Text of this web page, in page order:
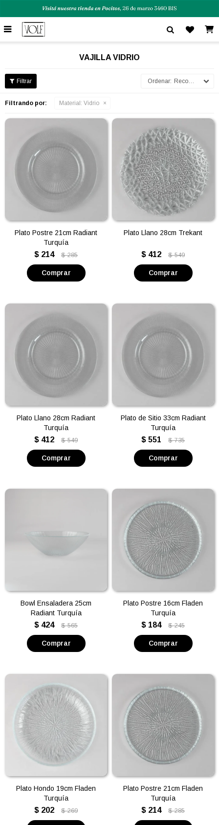

VAJILLA VIDRIO
Recomendados
Filtrando por: Material: Vidrio
Plato Postre 21cm Radiant
Turquía
$ 214 $ 285
Plato Llano 28cm Trekant
$ 412 $ 549
Plato Llano 28cm Radiant
Turquía
$ 412 $ 549
Plato de Sitio 33cm Radiant
Turquía
$ 551 $ 735
Bowl Ensaladera 25cm
Radiant Turquía
$ 424 $ 565
Plato Postre 16cm Fladen
Turquía
$ 184 $ 245
Plato Hondo 19cm Fladen
Turquía
$ 202 $ 269
Plato Postre 21cm Fladen
Turquía
$ 214 $ 285